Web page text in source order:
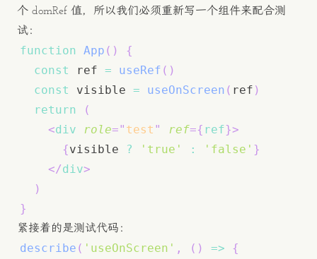
个 domRef 值，所以我们必须重新写一个组件来配合测
试：
function App ( )
{
const
ref = useRef ( )
const
visible = useOnScreen ( ref )
return
(
<div role=" test " ref={ ref}>
{visible ? 'true' : 'false' }
</div>
)
}
紧接着的是测试代码：
describe ( 'useOnScreen' , ( ) =>
{